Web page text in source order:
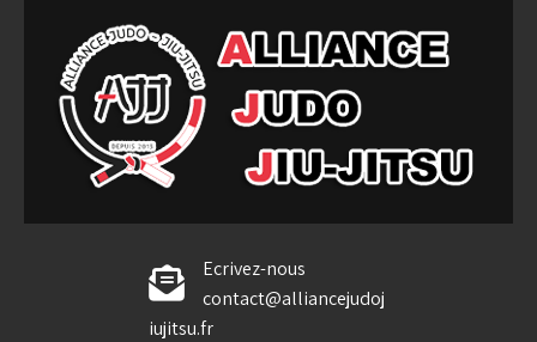
content
Alliance Judo Jiu-jitsu
Ecrivez-nous
contact@alliancejudoj
iujitsu.fr